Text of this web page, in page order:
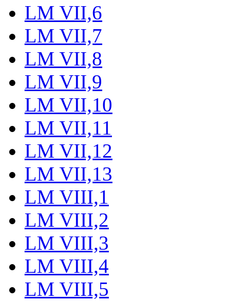
LM VII,6
LM VII,7
LM VII,8
LM VII,9
LM VII,10
LM VII,11
LM VII,12
LM VII,13
LM VIII,1
LM VIII,2
LM VIII,3
LM VIII,4
LM VIII,5